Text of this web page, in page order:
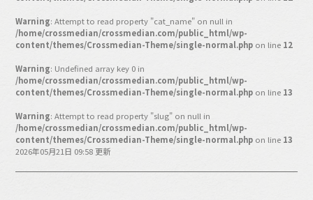
編集4.0
シンカケイコウホウ
バックオフィス
その他
動画
ビジネス・ブック・アカデミー
Warning: Attempt to read property "cat_name" on null in
/home/crossmedian/crossmedian.com/public_html/wp-
content/themes/Crossmedian-Theme/single-normal.php on line 12
Warning: Undefined array key 0 in
/home/crossmedian/crossmedian.com/public_html/wp-
content/themes/Crossmedian-Theme/single-normal.php on line 13
Warning: Attempt to read property "slug" on null in
/home/crossmedian/crossmedian.com/public_html/wp-
content/themes/Crossmedian-Theme/single-normal.php on line 13
2026年05月21日 09:58 更新